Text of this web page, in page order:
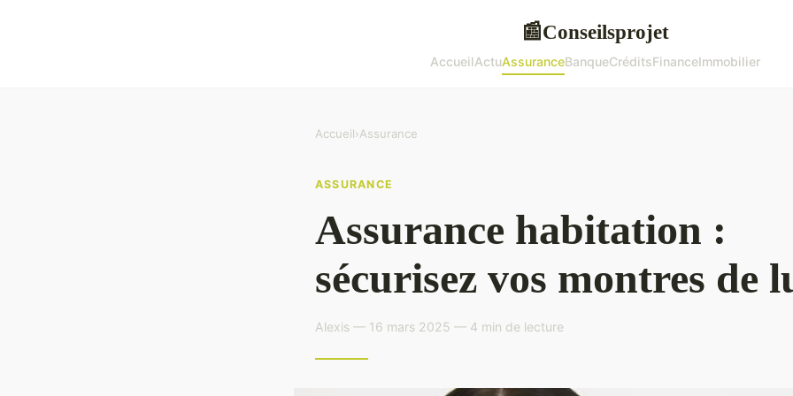
📰Conseilsprojet
AccueilActuAssuranceBanqueCréditsFinanceImmobilier
Accueil›Assurance
ASSURANCE
Assurance habitation :
sécurisez vos montres de
Alexis — 16 mars 2025 — 4 min de lecture